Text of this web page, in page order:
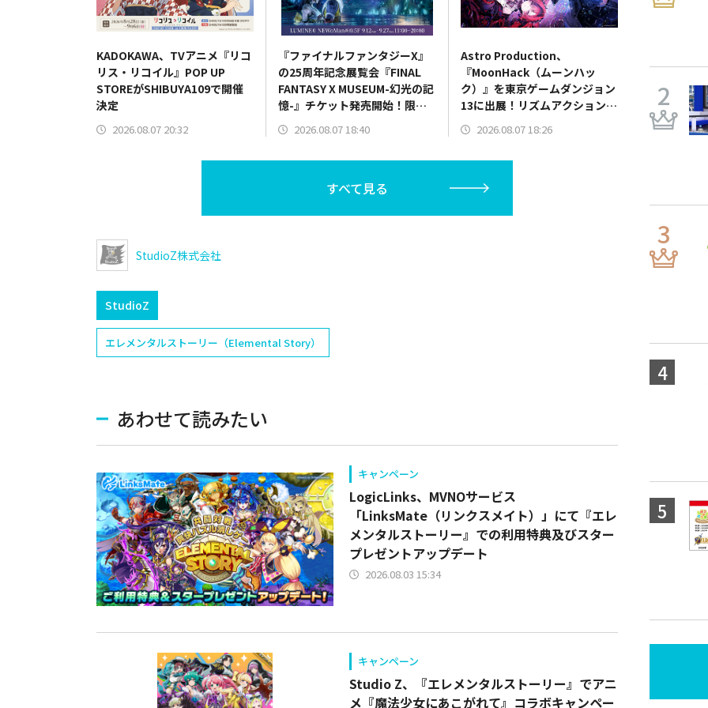
KADOKAWA、TVアニメ『リコ
リス・リコイル』POP UP
STOREがSHIBUYA109で開催
決定
2026.08.07 20:32
『ファイナルファンタジーX』
の25周年記念展覧会『FINAL
FANTASY X MUSEUM-幻光の記
憶-』チケット発売開始！限定
グッズ情報も一部公開
2026.08.07 18:40
Astro Production、
『MoonHack（ムーンハッ
ク）』を東京ゲームダンジョン
13に出展！リズムアクションパ
ートを実際にプレイ可能
2026.08.07 18:26
すべて見る
StudioZ株式会社
StudioZ
エレメンタルストーリー（Elemental Story）
あわせて読みたい
キャンペーン
LogicLinks、MVNOサービス
「LinksMate（リンクスメイト）」にて『エレ
メンタルストーリー』での‬利用特典及びスター
プレゼントアップデート
2026.08.03 15:34
キャンペーン
Studio Z、『エレメンタルストーリー』でアニ
メ『魔法少女にあこがれて』コラボキャンペー